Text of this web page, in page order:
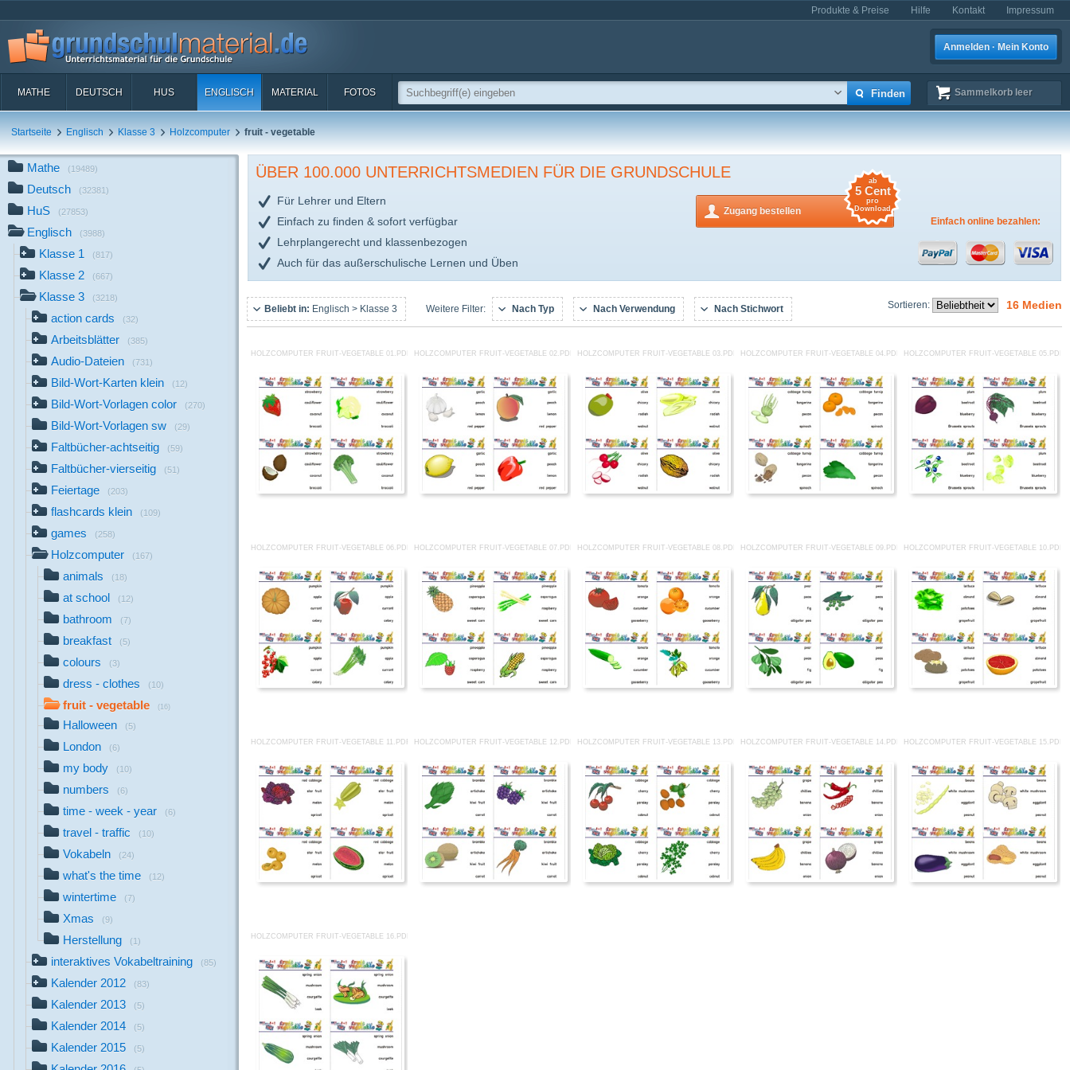
Produkte & Preise Hilfe Kontakt Impressum
Anmelden · Mein Konto
MATHE DEUTSCH HUS ENGLISCH MATERIAL FOTOS Sammelkorb leer
Startseite Englisch Klasse 3 Holzcomputer fruit - vegetable
Mathe (19489)
Deutsch (32381)
HuS (27853)
Englisch (3988)
Klasse 1 (817)
Klasse 2 (667)
Klasse 3 (3218)
action cards (32)
Arbeitsblätter (385)
Audio-Dateien (731)
Bild-Wort-Karten klein (12)
Bild-Wort-Vorlagen color (270)
Bild-Wort-Vorlagen sw (29)
Faltbücher-achtseitig (59)
Faltbücher-vierseitig (51)
Feiertage (203)
flashcards klein (109)
games (258)
Holzcomputer (167)
animals (18)
at school (12)
bathroom (7)
breakfast (5)
colours (3)
dress - clothes (10)
fruit - vegetable (16)
Halloween (5)
London (6)
my body (10)
numbers (6)
time - week - year (6)
travel - traffic (10)
Vokabeln (24)
what's the time (12)
wintertime (7)
Xmas (9)
Herstellung (1)
interaktives Vokabeltraining (85)
Kalender 2012 (83)
Kalender 2013 (5)
Kalender 2014 (5)
Kalender 2015 (5)
ÜBER 100.000 UNTERRICHTSMEDIEN FÜR DIE GRUNDSCHULE
Für Lehrer und Eltern
Einfach zu finden & sofort verfügbar
Lehrplangerecht und klassenbezogen
Auch für das außerschulische Lernen und Üben
Zugang bestellen
ab
5 Cent
pro
Download
Einfach online bezahlen:
Sortieren: 16 Medien
Beliebt in: Englisch > Klasse 3 Weitere Filter: Nach Typ Nach Verwendung Nach Stichwort
HOLZCOMPUTER FRUIT-VEGETABLE 01.PDF HOLZCOMPUTER FRUIT-VEGETABLE 02.PDF HOLZCOMPUTER FRUIT-VEGETABLE 03.PDF HOLZCOMPUTER FRUIT-VEGETABLE 04.PDF HOLZCOMPUTER FRUIT-VEGETABLE 05.PDF
HOLZCOMPUTER FRUIT-VEGETABLE 06.PDF HOLZCOMPUTER FRUIT-VEGETABLE 07.PDF HOLZCOMPUTER FRUIT-VEGETABLE 08.PDF HOLZCOMPUTER FRUIT-VEGETABLE 09.PDF HOLZCOMPUTER FRUIT-VEGETABLE 10.PDF
HOLZCOMPUTER FRUIT-VEGETABLE 11.PDF HOLZCOMPUTER FRUIT-VEGETABLE 12.PDF HOLZCOMPUTER FRUIT-VEGETABLE 13.PDF HOLZCOMPUTER FRUIT-VEGETABLE 14.PDF HOLZCOMPUTER FRUIT-VEGETABLE 15.PDF
HOLZCOMPUTER FRUIT-VEGETABLE 16.PDF